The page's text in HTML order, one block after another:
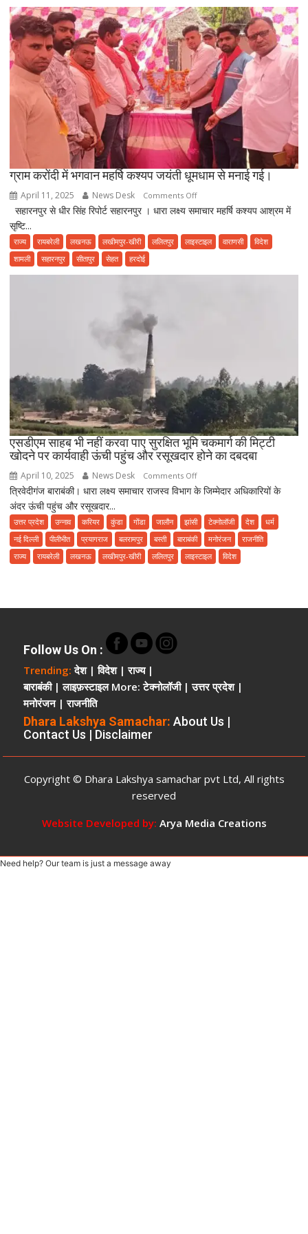
मनरेगा
में
लगा
रही
फ़र्ज़ी
हाजिरी
ग्राम करोंदी में भगवान महर्षि कश्यप जयंती धूमधाम से मनाई गई।
April 11, 2025 News Desk Comments Offon
ग्राम
में
सहारनपुर से धीर सिंह रिपोर्ट सहारनपुर । धारा लक्ष्य समाचार महर्षि कश्यप आश्रम में
सृष्टि...
राज्य रायबरेली लखनऊ लखीमपुर-खीरी ललितपुर लाइस्टाइल वाराणसी
विदेश
शामली
सहारनपुर सीतापुर सेहत हरदोई
एसडीएम साहब भी नहीं करवा पाए सुरक्षित भूमि चकमार्ग की मिट्टी
खोदने पर कार्यवाही ऊंची पहुंच और रसूखदार होने का दबदबा
April 10, 2025 News Desk Comments Offon
एसडीएम
भी
नहीं
करवा
पाए
चकमार्ग
कार्यवाही
पहुंच
का
त्रिवेदीगंज बाराबंकी। धारा लक्ष्य समाचार राजस्व विभाग के जिम्मेदार अधिकारियों के
अंदर ऊंची पहुंच और रसूखदार...
उत्तर प्रदेश उन्नाव करियर कुंडा गोंडा जालौन झांसी टेक्नोलॉजी देश
धर्म
नई दिल्ली
पीलीभीत प्रयागराज बलरामपुर बस्ती बाराबंकी मनोरंजन
राजनीति
राज्य
रायबरेली लखनऊ लखीमपुर-खीरी ललितपुर लाइस्टाइल विदेश
Follow Us On :
Trending: देश|विदेश|राज्य|
बाराबंकी|लाइफ़स्टाइल More:टेक्नोलॉजी|उत्तर प्रदेश|
मनोरंजन|राजनीति
Dhara Lakshya Samachar: About Us |
Contact Us | Disclaimer
Copyright © Dhara Lakshya samachar pvt Ltd, All rights
reserved
Website Developed by: Arya Media Creations
Need help? Our team is just a message away